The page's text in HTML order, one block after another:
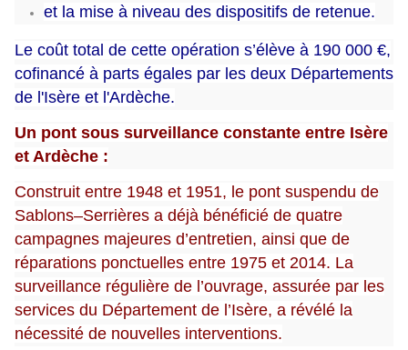
et la mise à niveau des dispositifs de retenue.
Le coût total de cette opération s’élève à 190 000 €,
cofinancé à parts égales par les deux Départements
de l'Isère et l'Ardèche.
Un pont sous surveillance constante entre Isère
et Ardèche :
Construit entre 1948 et 1951, le pont suspendu de
Sablons–Serrières a déjà bénéficié de quatre
campagnes majeures d’entretien, ainsi que de
réparations ponctuelles entre 1975 et 2014. La
surveillance régulière de l’ouvrage, assurée par les
services du Département de l’Isère, a révélé la
nécessité de nouvelles interventions.